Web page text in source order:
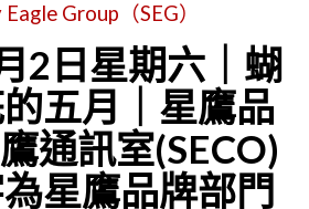
AND
WEBSITE
IDENTITY
UPDATE
｜
(SEIPP)，
由
第
四
Eagle Group（SEG）
2日星期六｜蝴
五月｜星鷹品
通訊室(SECO)
星鷹品牌部門